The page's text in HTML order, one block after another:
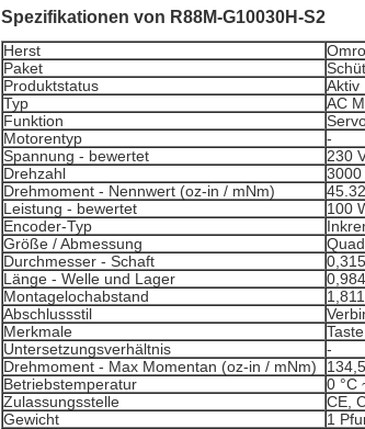
Spezifikationen von R88M-G10030H-S2
Herst
Paket
Produktstatus
Aktiv
Typ
AC
Funktion
Motorentyp
-
Spannung - bewertet
230
Drehzahl
3000
Drehmoment - Nennwert (oz-in / mNm)
Leistung - bewertet
100
Encoder-Typ
Größe / Abmessung
Durchmesser - Schaft
Länge - Welle und Lager
Montagelochabstand
Abschlussstil
Merkmale
Taste
Untersetzungsverhältnis
-
Drehmoment - Max Momentan (oz-in / mNm)
Betriebstemperatur
0 °C
Zulassungsstelle
CE,
Gewicht
1